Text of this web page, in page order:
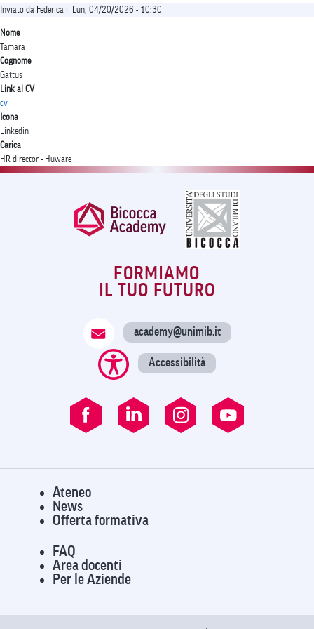
Inviato da Federica il Lun, 04/20/2026 - 10:30
Nome
Tamara
Cognome
Gattus
Link al CV
cv
Icona
Linkedin
Carica
HR director - Huware
FORMIAMO
IL TUO FUTURO
academy@unimib.it
Accessibilità
Ateneo
News
Offerta formativa
FAQ
Area docenti
Per le Aziende